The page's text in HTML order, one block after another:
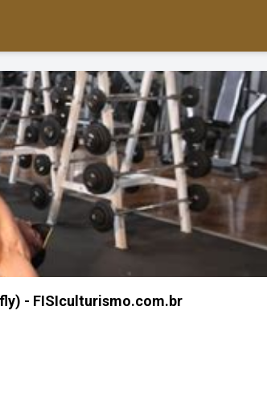
- FISIculturismo.com.br